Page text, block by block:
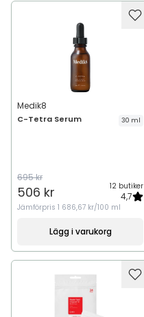
Medik8
C-Tetra Serum 30 ml
695 kr
506 kr 12 butiker
4,7
Jämförpris 1 686,67 kr/100 ml
Lägg i varukorg